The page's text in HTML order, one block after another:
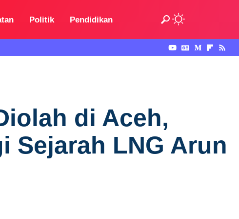
Politik Pendidikan
di Aceh,
Sejarah LNG Arun